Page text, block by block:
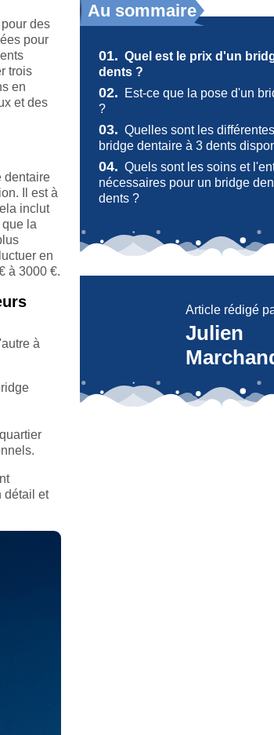
des
pour
trois
en
et des
dentaire
Il est à
inclut
la
en
à 3000 €.
à
détail et
Au sommaire
01. Quel est le prix d'un
dents ?
02.
Est-ce que la pose d'un
?
03. Quelles sont les
bridge dentaire à 3 dents
04. Quels sont les soins et
nécessaires pour un bridge
dents ?
Article rédigé
Julien